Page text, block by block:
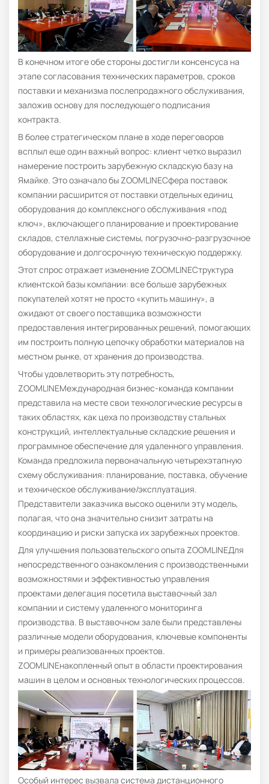
В конечном итоге обе стороны достигли консенсуса на
этапе согласования технических параметров, сроков
поставки и механизма послепродажного обслуживания,
заложив основу для последующего подписания
контракта.
В более стратегическом плане в ходе переговоров
всплыл еще один важный вопрос: клиент четко выразил
намерение построить зарубежную складскую базу на
Ямайке. Это означало бы ZOOMLINEСфера поставок
компании расширится от поставки отдельных единиц
оборудования до комплексного обслуживания «под
ключ», включающего планирование и проектирование
складов, стеллажные системы, погрузочно-разгрузочное
оборудование и долгосрочную техническую поддержку.
Этот спрос отражает изменение ZOOMLINEСтруктура
клиентской базы компании: все больше зарубежных
покупателей хотят не просто «купить машину», а
ожидают от своего поставщика возможности
предоставления интегрированных решений, помогающих
им построить полную цепочку обработки материалов на
местном рынке, от хранения до производства.
Чтобы удовлетворить эту потребность,
ZOOMLINEМеждународная бизнес-команда компании
представила на месте свои технологические ресурсы в
таких областях, как цеха по производству стальных
конструкций, интеллектуальные складские решения и
программное обеспечение для удаленного управления.
Команда предложила первоначальную четырехэтапную
схему обслуживания: планирование, поставка, обучение
и техническое обслуживание/эксплуатация.
Представители заказчика высоко оценили эту модель,
полагая, что она значительно снизит затраты на
координацию и риски запуска их зарубежных проектов.
Для улучшения пользовательского опыта ZOOMLINEДля
непосредственного ознакомления с производственными
возможностями и эффективностью управления
проектами делегация посетила выставочный зал
компании и систему удаленного мониторинга
производства. В выставочном зале были представлены
различные модели оборудования, ключевые компоненты
и примеры реализованных проектов.
ZOOMLINEнакопленный опыт в области проектирования
машин в целом и основных технологических процессов.
Особый интерес вызвала система дистанционного